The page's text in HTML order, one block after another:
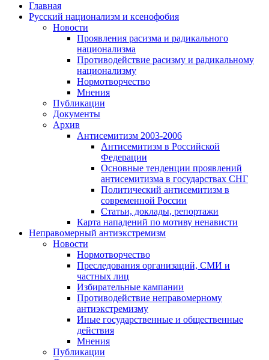
Главная
Русский национализм и ксенофобия
Новости
Проявления расизма и радикального
национализма
Противодействие расизму и радикальному
национализму
Нормотворчество
Мнения
Публикации
Документы
Архив
Антисемитизм 2003-2006
Антисемитизм в Российской
Федерации
Основные тенденции проявлений
антисемитизма в государствах СНГ
Политический антисемитизм в
современной России
Статьи, доклады, репортажи
Карта нападений по мотиву ненависти
Неправомерный антиэкстремизм
Новости
Нормотворчество
Преследования организаций, СМИ и
частных лиц
Избирательные кампании
Противодействие неправомерному
антиэкстремизму
Иные государственные и общественные
действия
Мнения
Публикации